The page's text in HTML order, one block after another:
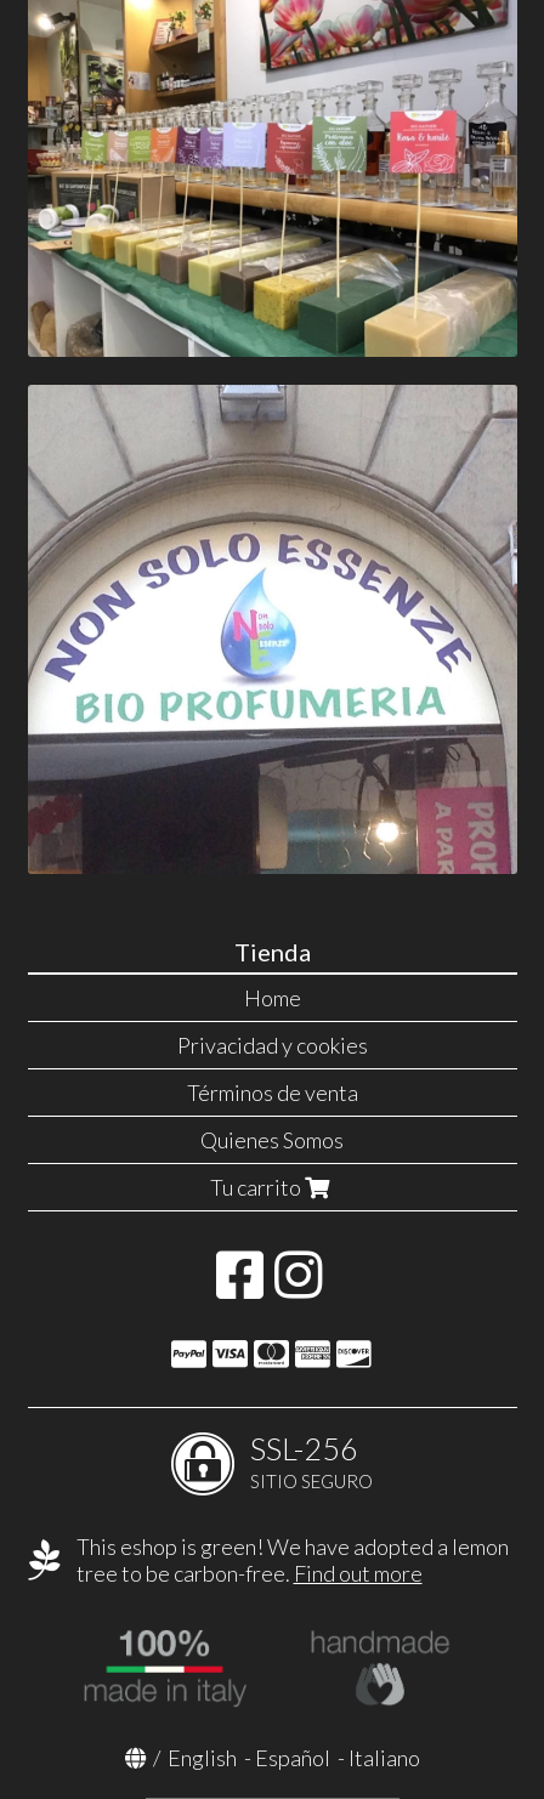
Tienda
Home
Privacidad y cookies
Términos de venta
Quienes Somos
Tu carrito
SSL-256
SITIO SEGURO
This eshop is green! We have adopted a lemon
tree to be carbon-free. Find out more
/ English - Español - Italiano